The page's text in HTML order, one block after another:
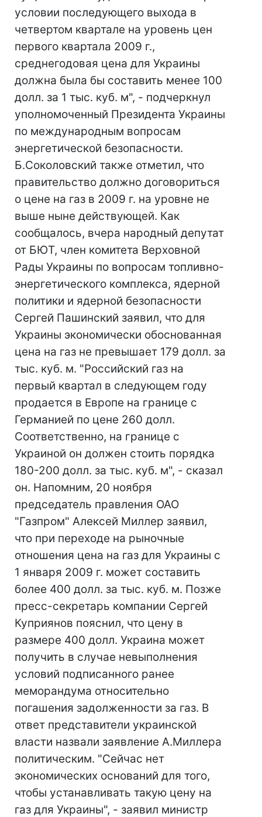
условии последующего выхода в
четвертом квартале на уровень цен
первого квартала 2009 г.,
среднегодовая цена для Украины
должна была бы составить менее 100
долл. за 1 тыс. куб. м", - подчеркнул
уполномоченный Президента Украины
по международным вопросам
энергетической безопасности.
Б.Соколовский также отметил, что
правительство должно договориться
о цене на газ в 2009 г. на уровне не
выше ныне действующей. Как
сообщалось, вчера народный депутат
от БЮТ, член комитета Верховной
Рады Украины по вопросам топливно-
энергетического комплекса, ядерной
политики и ядерной безопасности
Сергей Пашинский заявил, что для
Украины экономически обоснованная
цена на газ не превышает 179 долл. за
тыс. куб. м. "Российский газ на
первый квартал в следующем году
продается в Европе на границе с
Германией по цене 260 долл.
Соответственно, на границе с
Украиной он должен стоить порядка
180-200 долл. за тыс. куб. м", - сказал
он. Напомним, 20 ноября
председатель правления ОАО
"Газпром" Алексей Миллер заявил,
что при переходе на рыночные
отношения цена на газ для Украины с
1 января 2009 г. может составить
более 400 долл. за тыс. куб. м. Позже
пресс-секретарь компании Сергей
Куприянов пояснил, что цену в
размере 400 долл. Украина может
получить в случае невыполнения
условий подписанного ранее
меморандума относительно
погашения задолженности за газ. В
ответ представители украинской
власти назвали заявление А.Миллера
политическим. "Сейчас нет
экономических оснований для того,
чтобы устанавливать такую цену на
газ для Украины", - заявил министр